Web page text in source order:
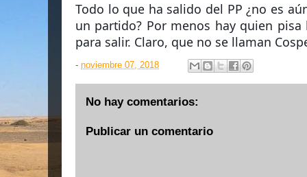
Todo lo que ha salido del PP ¿no es
un partido? Por menos hay quien
para salir. Claro, que no se llaman
- noviembre 07, 2018
No hay comentarios:
Publicar un comentario